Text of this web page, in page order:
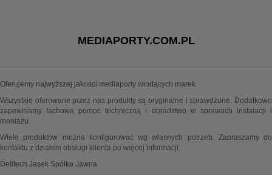
MEDIAPORTY.COM.PL
Oferujemy najwyższej jakości mediaporty wiodących marek.
Wszystkie oferowane przez nas produkty są oryginalne i sprawdzone. Dodatkowo
zapewniamy fachową pomoc techniczną i doradztwo w sprawach instalacji i
montażu.
Wiele produktów można konfigurować wg własnych potrzeb. Zapraszamy do
kontaktu z działem obsługi klienta po więcej informacji.
Delitech Jasek Spółka Jawna